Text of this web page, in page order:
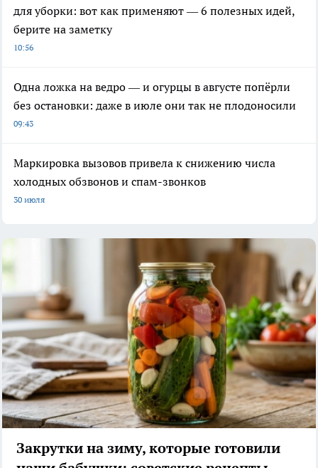
для уборки: вот как применяют — 6 полезных идей,
берите на заметку
10:56
Одна ложка на ведро — и огурцы в августе попёрли
без остановки: даже в июле они так не плодоносили
09:43
Маркировка вызовов привела к снижению числа
холодных обзвонов и спам-звонков
30 июля
Закрутки на зиму, которые готовили